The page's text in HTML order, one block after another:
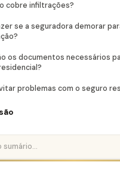
cobre infiltrações?
se a seguradora demorar
os documentos necessários
problemas com o seguro